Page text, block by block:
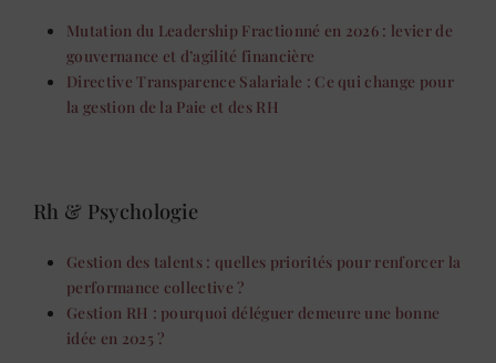
Mutation du Leadership Fractionné en 2026 : levier de
gouvernance et d’agilité financière
Directive Transparence Salariale : Ce qui change pour
la gestion de la Paie et des RH
Rh & Psychologie
Gestion des talents : quelles priorités pour renforcer la
performance collective ?
Gestion RH : pourquoi déléguer demeure une bonne
idée en 2025 ?